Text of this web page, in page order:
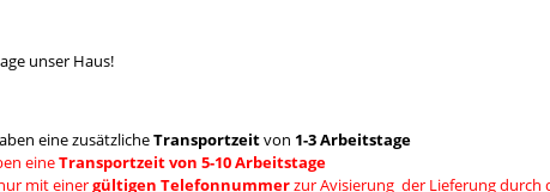
unser Haus!
eine zusätzlicheTransportzeitvon 1-3 Arbeitstage
eineTransportzeit von 5-10 Arbeitstage
mit einergültigen Telefonnummerzur Avisierung der Lieferung durch